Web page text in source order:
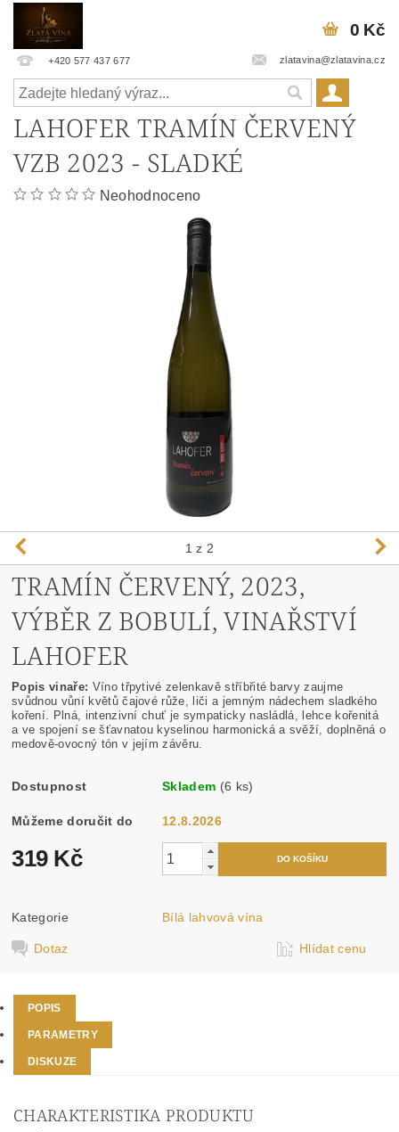
+420 577 437 677 zlatavina@zlatavina.cz
0 Kč
LAHOFER TRAMÍN ČERVENÝ
VZB 2023 - SLADKÉ
Neohodnoceno
1 z 2
TRAMÍN ČERVENÝ, 2023,
VÝBĚR Z BOBULÍ, VINAŘSTVÍ
LAHOFER
Popis vinaře: Víno třpytivé zelenkavě stříbřité barvy zaujme
svůdnou vůní květů čajové růže, liči a jemným nádechem sladkého
koření. Plná, intenzivní chuť je sympaticky nasládlá, lehce kořenitá
a ve spojení se šťavnatou kyselinou harmonická a svěží, doplněná o
medově-ovocný tón v jejím závěru.
Dostupnost Skladem (6 ks)
Můžeme doručit do 12.8.2026
319 Kč
Kategorie Bílá lahvová vína
Dotaz Hlídat cenu
POPIS
PARAMETRY
DISKUZE
CHARAKTERISTIKA PRODUKTU